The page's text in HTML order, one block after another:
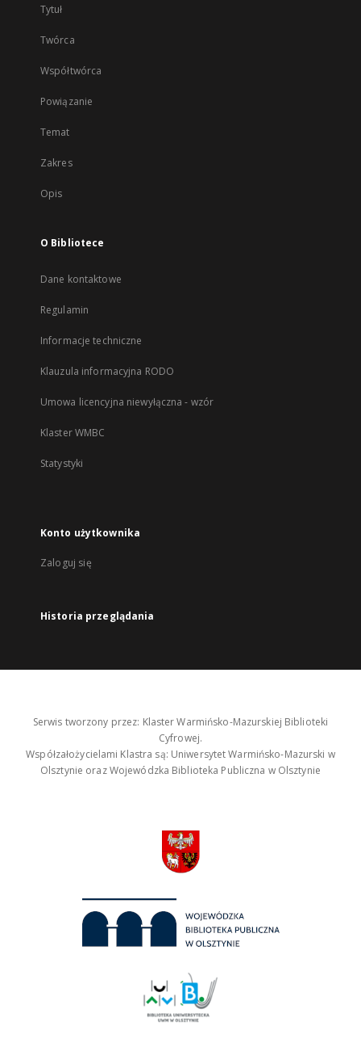
Tytuł
Twórca
Współtwórca
Powiązanie
Temat
Zakres
Opis
O Bibliotece
Dane kontaktowe
Regulamin
Informacje techniczne
Klauzula informacyjna RODO
Umowa licencyjna niewyłączna - wzór
Klaster WMBC
Statystyki
Konto użytkownika
Zaloguj się
Historia przeglądania
Serwis tworzony przez: Klaster Warmińsko-Mazurskiej Biblioteki
Cyfrowej.
Współzałożycielami Klastra są: Uniwersytet Warmińsko-Mazurski w
Olsztynie oraz Wojewódzka Biblioteka Publiczna w Olsztynie